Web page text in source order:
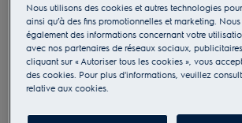
Réparations
Utiliser mon produit
Nous utilisons des cookies et autres technologies
ainsi qu’à des fins promotionnelles et marketing.
également des informations concernant votre
avec nos partenaires de réseaux sociaux,
cliquant sur « Autoriser tous les cookies », vous
des cookies. Pour plus d'informations, veuillez
relative aux cookies.